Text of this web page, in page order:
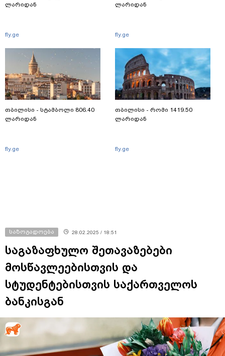
ლარიდან
fly.ge
თბილისი - სტამბოლი 806.40
ლარიდან
fly.ge
ლარიდან
fly.ge
თბილისი - რომი 1419.50
ლარიდან
fly.ge
საზოგადოება 28.02.2025 / 18:51
საგაზაფხულო შეთავაზებები
მოსწავლეებისთვის და
სტუდენტებისთვის საქართველოს
ბანკისგან